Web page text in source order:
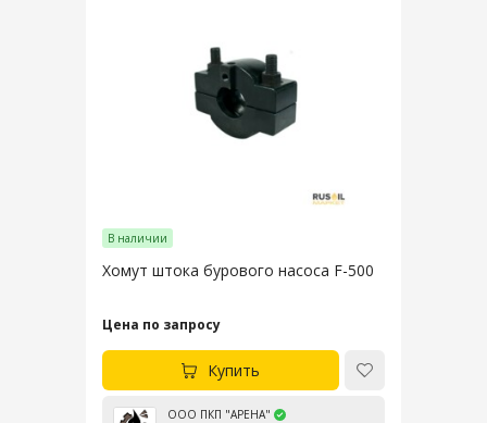
В наличии
Хомут штока бурового насоса F-500
Цена по запросу
Купить
ООО ПКП "АРЕНА"